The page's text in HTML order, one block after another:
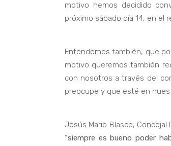
motivo hemos decidido
próximo sábado día 14, en el
Entendemos también, que
motivo queremos también
con nosotros a través del
preocupe y que esté en
Jesús Mario Blasco,
“siempre es bueno poder